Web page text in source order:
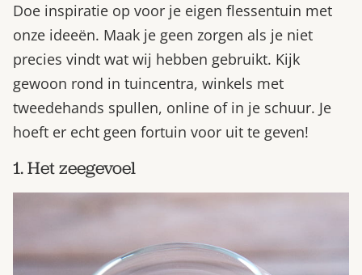
Doe inspiratie op voor je eigen flessentuin met
onze ideeën. Maak je geen zorgen als je niet
precies vindt wat wij hebben gebruikt. Kijk
gewoon rond in tuincentra, winkels met
tweedehands spullen, online of in je schuur. Je
hoeft er echt geen fortuin voor uit te geven!
1. Het zeegevoel